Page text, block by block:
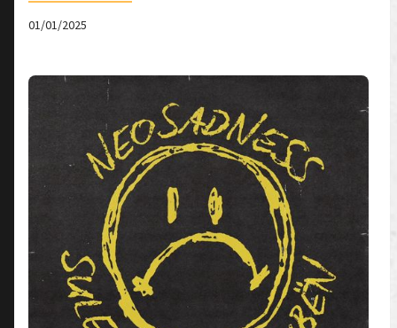
01/01/2025